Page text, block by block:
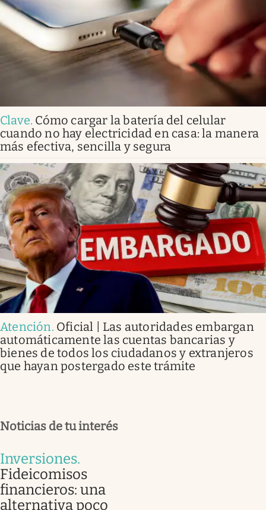
Clave. Cómo cargar la batería del celular
cuando no hay electricidad en casa: la manera
más efectiva, sencilla y segura
Atención. Oficial | Las autoridades embargan
automáticamente las cuentas bancarias y
bienes de todos los ciudadanos y extranjeros
que hayan postergado este trámite
Noticias de tu interés
Inversiones.
Fideicomisos
financieros: una
alternativa poco